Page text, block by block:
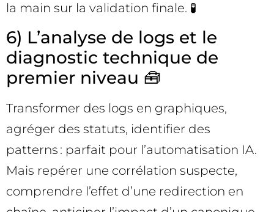
la main sur la validation finale. 🧪
6) L’analyse de logs et le
diagnostic technique de
premier niveau 🧰
Transformer des logs en graphiques,
agréger des statuts, identifier des
patterns : parfait pour l’automatisation IA.
Mais repérer une corrélation suspecte,
comprendre l’effet d’une redirection en